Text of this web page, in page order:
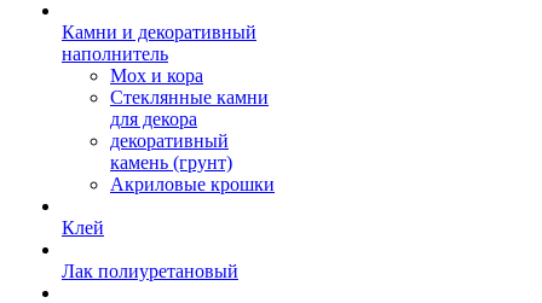
Камни и декоративный
наполнитель
Мох и кора
Стеклянные камни
для декора
декоративный
камень (грунт)
Акриловые крошки
Клей
Лак полиуретановый